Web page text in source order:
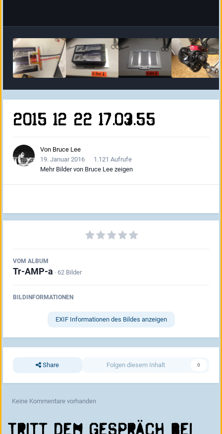
2015 12 22 17.03.55
Von Bruce Lee
19. Januar 2016
1.121 Aufrufe
Mehr Bilder von Bruce Lee zeigen
VOM ALBUM
Tr-AMP-a · 62 Bilder
BILDINFORMATIONEN
EXIF Informationen des Bildes anzeigen
Share Folgen diesem Inhalt 0
Keine Kommentare vorhanden
Tritt dem Gespräch bei